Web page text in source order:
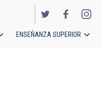
ENSEÑANZA SUPERIOR